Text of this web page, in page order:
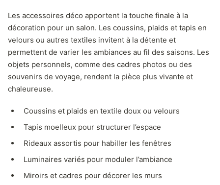
Les accessoires déco apportent la touche finale à la
décoration pour un salon. Les coussins, plaids et tapis en
velours ou autres textiles invitent à la détente et
permettent de varier les ambiances au fil des saisons. Les
objets personnels, comme des cadres photos ou des
souvenirs de voyage, rendent la pièce plus vivante et
chaleureuse.
Coussins et plaids en textile doux ou velours
Tapis moelleux pour structurer l’espace
Rideaux assortis pour habiller les fenêtres
Luminaires variés pour moduler l’ambiance
Miroirs et cadres pour décorer les murs